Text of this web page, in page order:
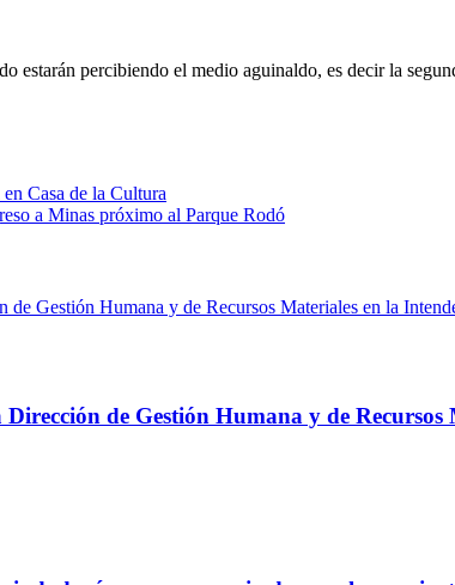
estarán percibiendo el medio aguinaldo, es decir la
Casa de la Cultura
a Minas próximo al Parque Rodó
de Gestión Humana y de